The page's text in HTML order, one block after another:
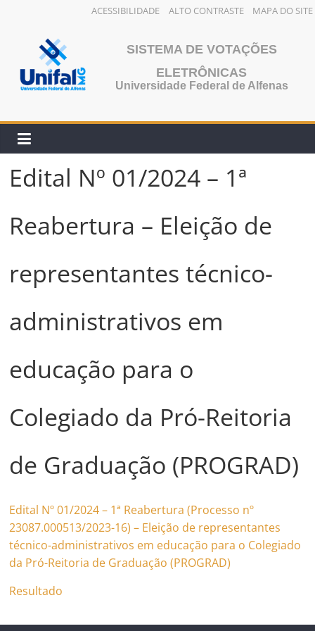
ACESSIBILIDADE ALTO CONTRASTE MAPA DO SITE
conteúdo
SISTEMA DE VOTAÇÕES
ELETRÔNICAS
Universidade Federal de Alfenas
Edital Nº 01/2024 – 1ª
Reabertura – Eleição de
representantes técnico-
administrativos em
educação para o
Colegiado da Pró-Reitoria
de Graduação (PROGRAD)
Edital Nº 01/2024 – 1ª Reabertura (Processo nº
23087.000513/2023-16) – Eleição de representantes
técnico-administrativos em educação para o Colegiado
da Pró-Reitoria de Graduação (PROGRAD)
Resultado